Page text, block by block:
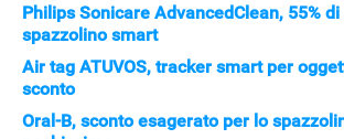
Philips Sonicare AdvancedClean, 55%
spazzolino smart
Air tag ATUVOS, tracker smart per
sconto
Oral-B, sconto esagerato per lo